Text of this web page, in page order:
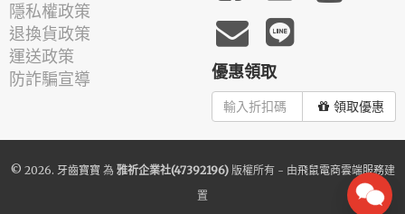
隱私權政策
退換貨政策
運送政策
防詐騙宣導
優惠領取
領取優惠
© 2026. 牙齒寶寶 為 雅祈企業社(47392196)版權所有 - 由飛鼠電商雲端服務建
置